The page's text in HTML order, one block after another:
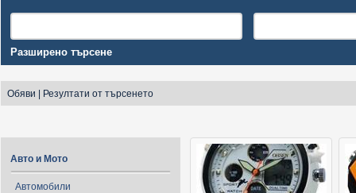
Разширено търсене
Обяви Резултати от търсенето
Авто и Мото
Автомобили